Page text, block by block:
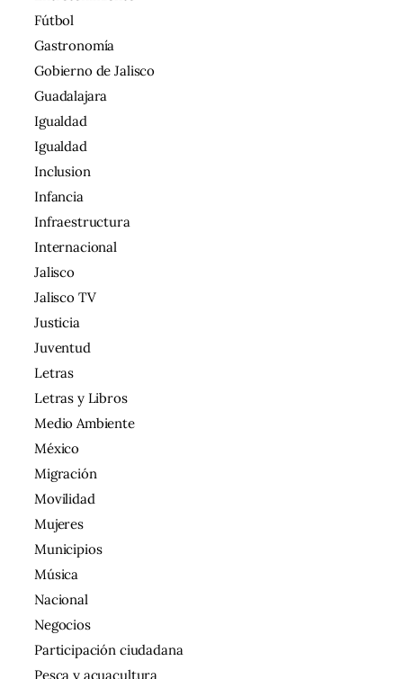
Fútbol
Gastronomía
Gobierno de Jalisco
Guadalajara
Igualdad
Igualdad
Inclusion
Infancia
Infraestructura
Internacional
Jalisco
Jalisco TV
Justicia
Juventud
Letras
Letras y Libros
Medio Ambiente
México
Migración
Movilidad
Mujeres
Municipios
Música
Nacional
Negocios
Participación ciudadana
Pesca y acuacultura